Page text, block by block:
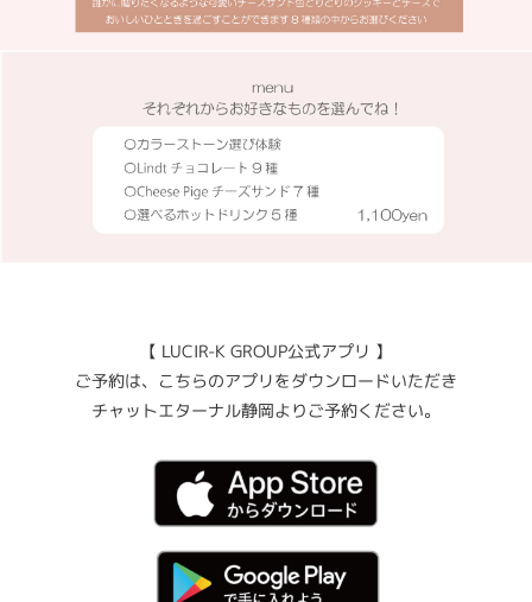
【 LUCIR-K GROUP公式アプリ 】
ご予約は、こちらのアプリをダウンロードいただき
チャットエターナル静岡よりご予約ください。